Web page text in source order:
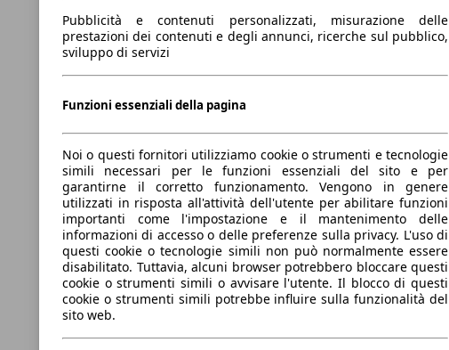
Pubblicità e contenuti personalizzati, misurazione delle
prestazioni dei contenuti e degli annunci, ricerche sul pubblico,
sviluppo di servizi
Funzioni essenziali della pagina
Noi o questi fornitori utilizziamo cookie o strumenti e tecnologie
simili necessari per le funzioni essenziali del sito e per
garantirne il corretto funzionamento. Vengono in genere
utilizzati in risposta all'attività dell'utente per abilitare funzioni
importanti come l'impostazione e il mantenimento delle
informazioni di accesso o delle preferenze sulla privacy. L'uso di
questi cookie o tecnologie simili non può normalmente essere
disabilitato. Tuttavia, alcuni browser potrebbero bloccare questi
cookie o strumenti simili o avvisare l'utente. Il blocco di questi
cookie o strumenti simili potrebbe influire sulla funzionalità del
sito web.